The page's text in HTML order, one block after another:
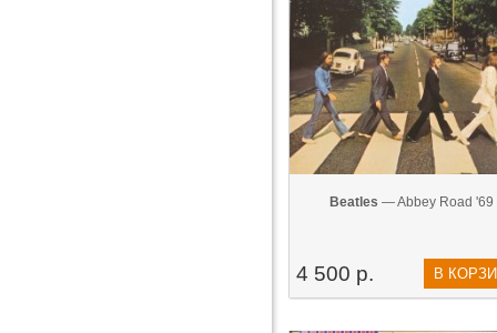
Beatles — Abbey Road '69
4 500 р. В